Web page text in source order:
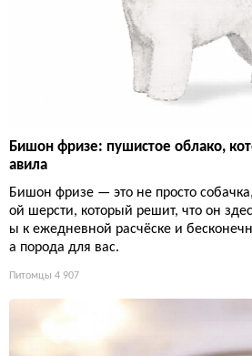
Бишон фризе: пушистое облако,
авила
Бишон фризе — это не просто
ой шерсти, который решит, что он
ы к ежедневной расчёске и
а порода для вас.
Питомцы 4 907